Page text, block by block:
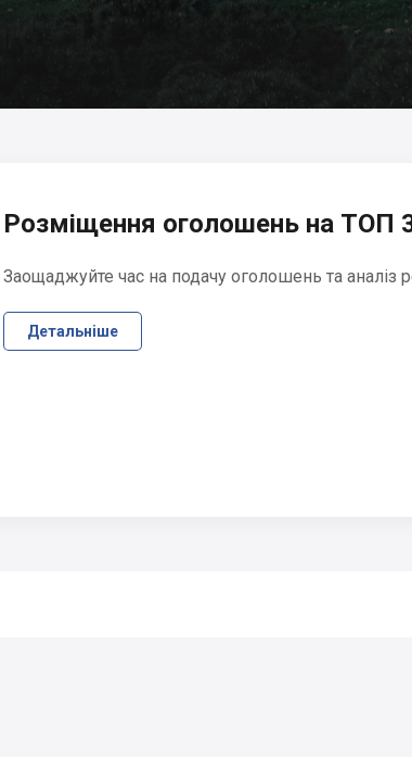
Розміщення оголошень на ТОП
Заощаджуйте час на подачу оголошень та аналіз
Детальніше